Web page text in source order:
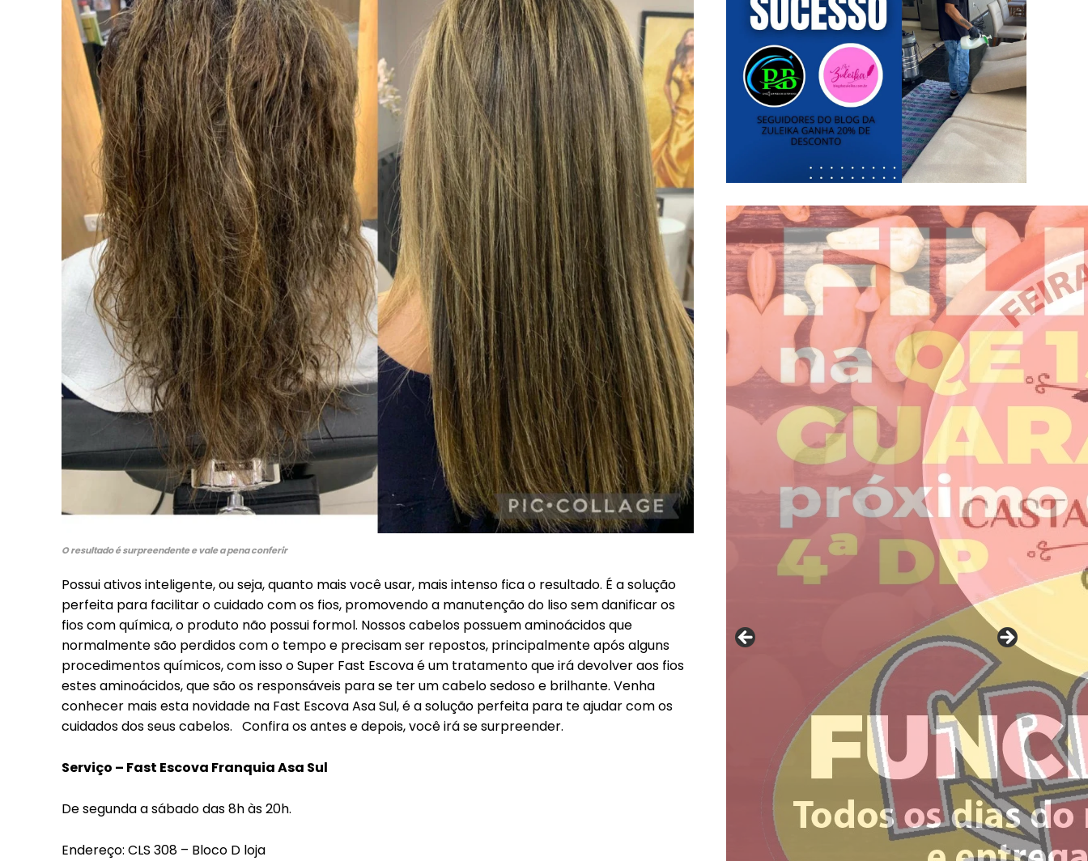
━ pricing plans
Free
O resultado é surpreendente e vale a pena conferir
Possui ativos inteligente, ou seja, quanto mais você usar, mais intenso fica o resultado. É a solução
perfeita para facilitar o cuidado com os fios, promovendo a manutenção do liso sem danificar os
fios com química, o produto não possui formol. Nossos cabelos possuem aminoácidos que
normalmente são perdidos com o tempo e precisam ser repostos, principalmente após alguns
procedimentos químicos, com isso o Super Fast Escova é um tratamento que irá devolver aos fios
estes aminoácidos, que são os responsáveis para se ter um cabelo sedoso e brilhante. Venha
conhecer mais esta novidade na Fast Escova Asa Sul, é a solução perfeita para te ajudar com os
cuidados dos seus cabelos. Confira os antes e depois, você irá se surpreender.
Serviço – Fast Escova Franquia Asa Sul
De segunda a sábado das 8h às 20h.
Endereço: CLS 308 – Bloco D loja